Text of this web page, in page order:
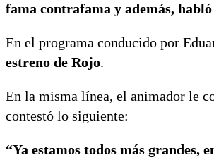
fama contrafama y además,
En el programa conducido por
estreno de Rojo.
En la misma línea, el animador le
contestó lo siguiente:
“Ya estamos todos más grandes,